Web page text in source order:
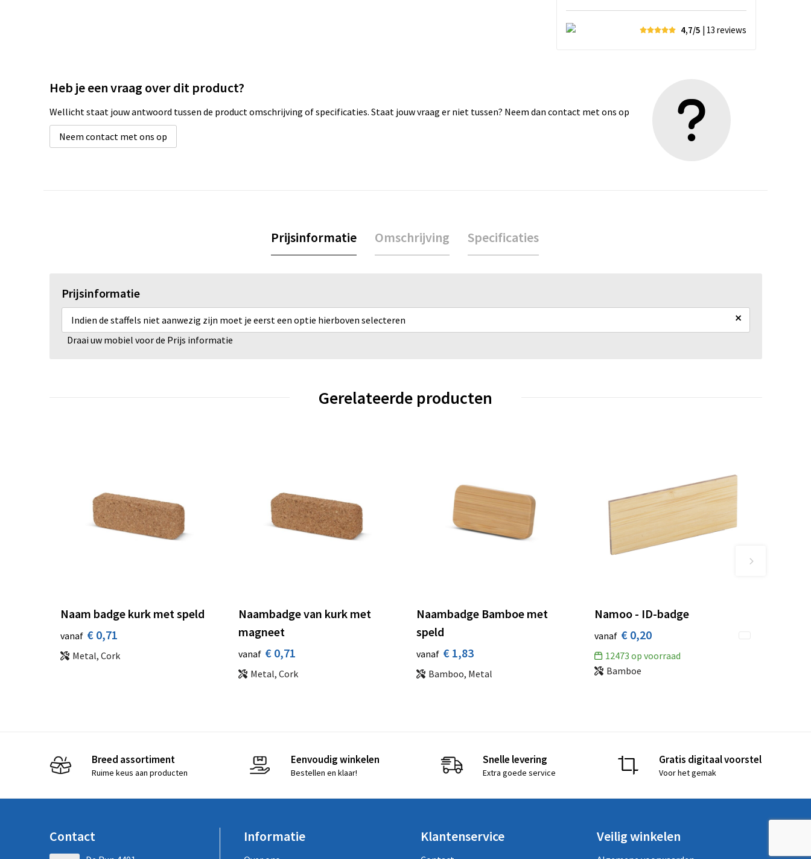
4,7/5 | 13 reviews
Heb je een vraag over dit product?
Wellicht staat jouw antwoord tussen de product omschrijving of specificaties. Staat jouw vraag er niet tussen? Neem dan contact met ons op
Neem contact met ons op
Prijsinformatie Omschrijving Specificaties
Prijsinformatie
Indien de staffels niet aanwezig zijn moet je eerst een optie hierboven selecteren ×
Draai uw mobiel voor de Prijs informatie
Gerelateerde producten
Naam badge kurk met speld
vanaf € 0,71
Metal, Cork
Naambadge van kurk met
magneet
vanaf € 0,71
Metal, Cork
Naambadge Bamboe met
speld
vanaf € 1,83
Bamboo, Metal
Namoo - ID-badge
vanaf € 0,20
12473 op voorraad
Bamboe
Breed assortiment
Ruime keus aan producten
Eenvoudig winkelen
Bestellen en klaar!
Snelle levering
Extra goede service
Gratis digitaal voorstel
Voor het gemak
Contact Informatie Klantenservice Veilig winkelen